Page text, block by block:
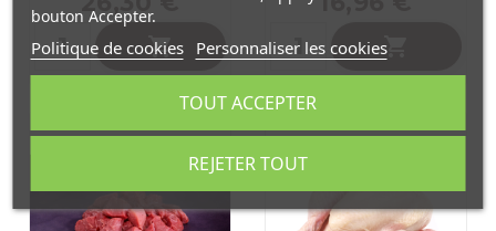
 
bouton Accepter.
Politique de cookies Personnaliser les cookies
REJETER TOUT
TOUT ACCEPTER